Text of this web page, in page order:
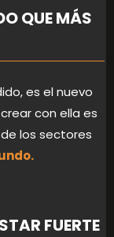
QUE MÁS
es el nuevo
con ella es
los sectores
FUERTE